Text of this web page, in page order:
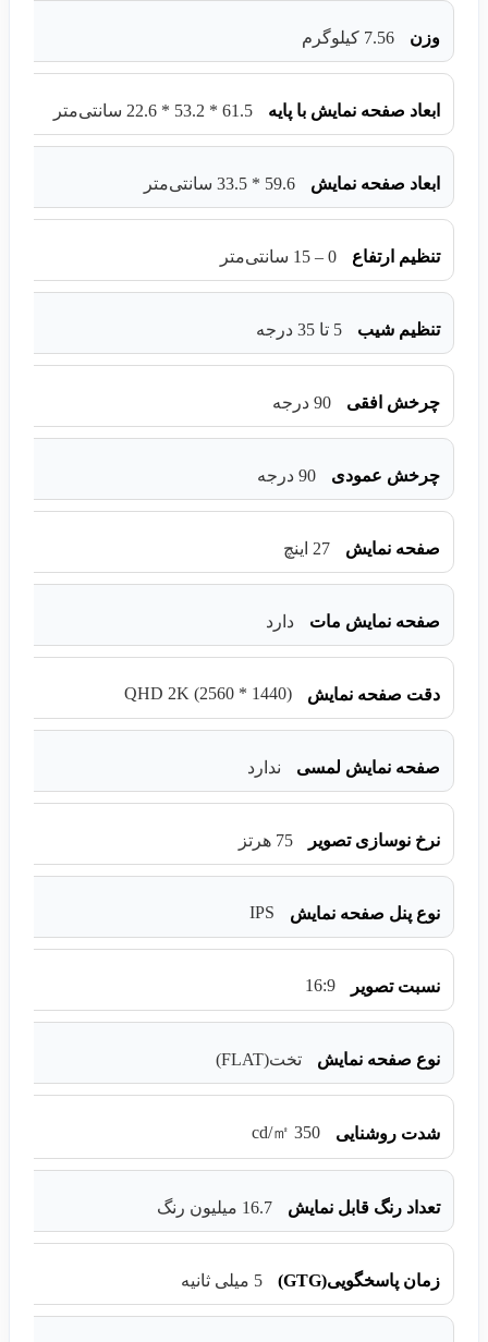
وزن 7.56 کیلوگرم
ابعاد صفحه نمایش با پایه 61.5 * 53.2 * 22.6 سانتی‌متر
ابعاد صفحه نمایش 59.6 * 33.5 سانتی‌متر
تنظیم ارتفاع 0 – 15 سانتی‌متر
تنظیم شیب 5 تا 35 درجه
چرخش افقی 90 درجه
چرخش عمودی 90 درجه
صفحه نمایش 27 اینچ
صفحه نمایش مات دارد
دقت صفحه نمایش (QHD 2K (2560 * 1440
صفحه نمایش لمسی ندارد
نرخ نوسازی تصویر 75 هرتز
نوع پنل صفحه نمایش IPS
نسبت تصویر 16:9
نوع صفحه نمایش تخت(FLAT)
شدت روشنایی 350 cd/㎡
تعداد رنگ قابل نمایش 16.7 میلیون رنگ
زمان پاسخگویی(GTG) 5 میلی ثانیه